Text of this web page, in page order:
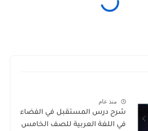
منذ عام
شرح درس المستقبل في الفضاء
في اللغة العربية للصف الخامس